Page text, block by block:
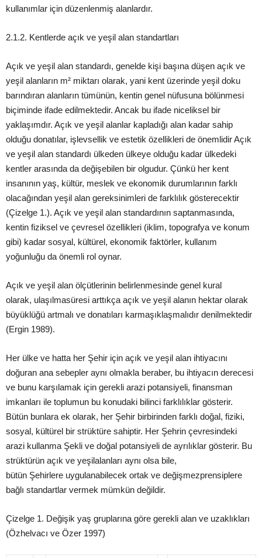
kullanımlar için düzenlenmiş alanlardır.
2.1.2. Kentlerde açık ve yeşil alan standartları
Açık ve yeşil alan standardı, genelde kişi başına düşen açık ve
yeşil alanların m² miktarı olarak, yani kent üzerinde yeşil doku
barındıran alanların tümünün, kentin genel nüfusuna bölünmesi
biçiminde ifade edilmektedir. Ancak bu ifade niceliksel bir
yaklaşımdır. Açık ve yeşil alanlar kapladığı alan kadar sahip
olduğu donatılar, işlevsellik ve estetik özellikleri de önemlidir Açık
ve yeşil alan standardı ülkeden ülkeye olduğu kadar ülkedeki
kentler arasında da değişebilen bir olgudur. Çünkü her kent
insanının yaş, kültür, meslek ve ekonomik durumlarının farklı
olacağından yeşil alan gereksinimleri de farklılık gösterecektir
(Çizelge 1.). Açık ve yeşil alan standardının saptanmasında,
kentin fiziksel ve çevresel özellikleri (iklim, topografya ve konum
gibi) kadar sosyal, kültürel, ekonomik faktörler, kullanım
yoğunluğu da önemli rol oynar.
Açık ve yeşil alan ölçütlerinin belirlenmesinde genel kural
olarak, ulaşılmasüresi arttıkça açık ve yeşil alanın hektar olarak
büyüklüğü artmalı ve donatıları karmaşıklaşmalıdır denilmektedir
(Ergin 1989).
Her ülke ve hatta her Şehir için açık ve yeşil alan ihtiyacını
doğuran ana sebepler aynı olmakla beraber, bu ihtiyacın derecesi
ve bunu karşılamak için gerekli arazi potansiyeli, finansman
imkanları ile toplumun bu konudaki bilinci farklılıklar gösterir.
Bütün bunlara ek olarak, her Şehir birbirinden farklı doğal, fiziki,
sosyal, kültürel bir strüktüre sahiptir. Her Şehrin çevresindeki
arazi kullanma Şekli ve doğal potansiyeli de ayrılıklar gösterir. Bu
strüktürün açık ve yeşilalanları aynı olsa bile,
bütün Şehirlere uygulanabilecek ortak ve değişmezprensiplere
bağlı standartlar vermek mümkün değildir.
Çizelge 1. Değişik yaş gruplarına göre gerekli alan ve uzaklıkları
(Özhelvacı ve Özer 1997)